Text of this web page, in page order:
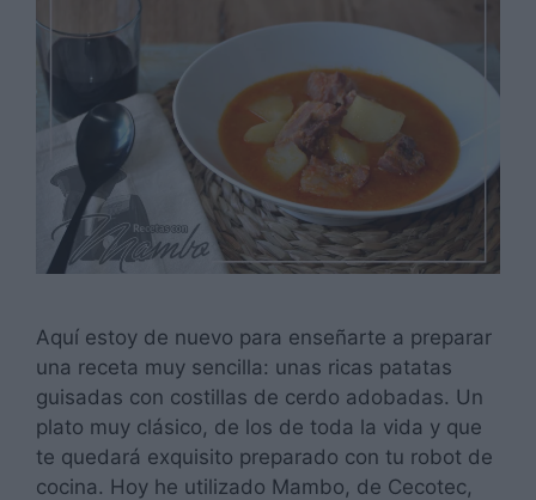
Aquí estoy de nuevo para enseñarte a preparar
una receta muy sencilla: unas ricas patatas
guisadas con costillas de cerdo adobadas. Un
plato muy clásico, de los de toda la vida y que
te quedará exquisito preparado con tu robot de
cocina. Hoy he utilizado Mambo, de Cecotec,